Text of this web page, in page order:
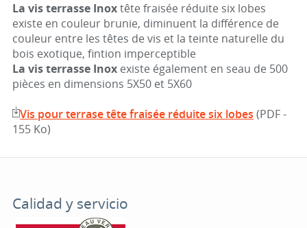
La vis terrasse Inoxtête fraisée réduite six lobes
existe en couleur brunie, diminuent la différence de
couleur entre les têtes de vis et la teinte naturelle du
bois exotique, fintion imperceptible
La vis terrasse Inoxexiste également en seau de 500
pièces en dimensions 5X50 et 5X60
Vis pour terrase tête fraisée réduite six lobes (PDF -
155 Ko)
Calidad y servicio